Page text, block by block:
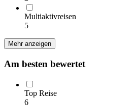
Multiaktivreisen
5
Mehr anzeigen
Am besten bewertet
Top Reise
6